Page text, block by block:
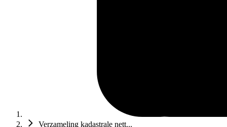
Verzameling kadastrale nett...